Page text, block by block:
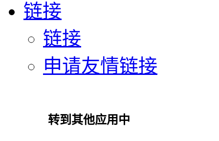
链接
链接
申请友情链接
转到其他应用中